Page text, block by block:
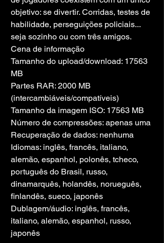
objetivo: se divertir. Corridas, testes de
habilidade, perseguições policiais...
seja sozinho ou com três amigos.
Cena de informação
Tamanho do upload/download: 17563
MB
Partes RAR: 2000 MB
(intercambiáveis/compatíveis)
Tamanho da imagem ISO: 17563 MB
Número de compressões: apenas uma
Recuperação de dados: nenhuma
Idiomas: inglês, francês, italiano,
alemão, espanhol, polonês, tcheco,
português do Brasil, russo,
dinamarquês, holandês, norueguês,
finlandês, sueco, japonês
Dublagem/áudio: inglês, francês,
italiano, alemão, espanhol, russo,
japonês